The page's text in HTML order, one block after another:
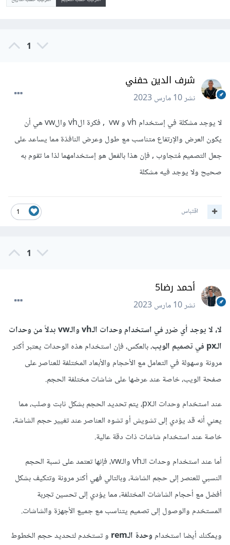
1
شرف الدين حفني
نشر10 مارس 2023
لا يوجد مشكلة في إستخدام vh و vw , فكرة الvh والvw هي أن
يكون العرض والإرتفاع متناسب مع طول وعرض النافذة مما يساعد على
جعل التصميم مُتجاوب , فإن هذا بالفعل هو إستخدامهما لذا ما تقوم به
صحيح ولا يوجد فيه مشكلة
1 اقتباس
1
أحمد رضا5
نشر10 مارس 2023
لا، لا يوجد أي ضرر في استخدام وحدات الـvh والـvw بدلاً من وحدات
الـpx في تصميم الويب
، بالعكس، فإن استخدام هذه الوحدات يعتبر أكثر
مرونة وسهولة في التعامل مع الأحجام والأبعاد المختلفة للعناصر على
صفحة الويب، خاصة عند عرضها على شاشات مختلفة الحجم.
عند استخدام وحدات الـpx، يتم تحديد الحجم بشكل ثابت وصلب، مما
يعني أنه قد يؤدي إلى تشويش أو تشوه العناصر عند تغيير حجم الشاشة،
خاصة عند استخدام شاشات ذات دقة عالية.
أما عند استخدام وحدات الـvh والـvw، فإنها تعتمد على نسبة الحجم
النسبي للعنصر إلى حجم الشاشة، وبالتالي فهي أكثر مرونة وتتكيف بشكل
أفضل مع أحجام الشاشات المختلفة، مما يؤدي إلى تحسين تجربة
المستخدم والوصول إلى تصميم يتناسب مع جميع الأجهزة والشاشات.
ويمكنك أيضا استخدام وحدة الـrem
و تستخدم لتحديد حجم الخطوط